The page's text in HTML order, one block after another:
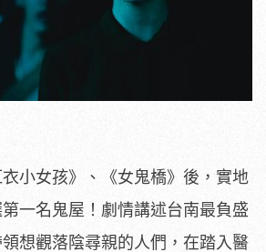
小女孩》、《女鬼橋》後，實地
一名鬼屋！劇情講述台南最負盛
領想觀落陰尋親的人們，在踏入醫